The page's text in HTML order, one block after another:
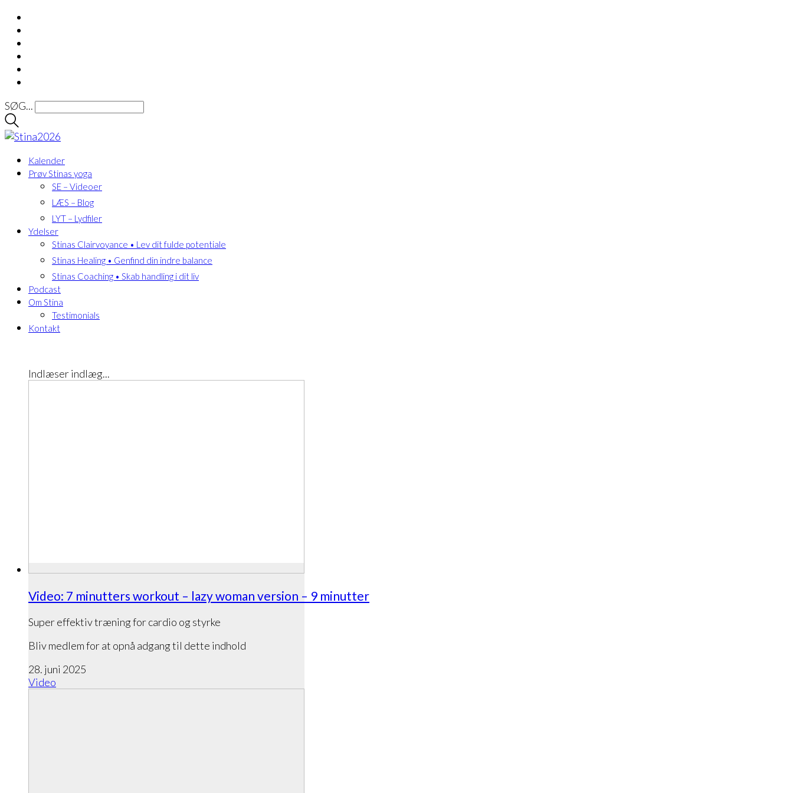
SØG...
Kalender
Prøv Stinas yoga
SE – Videoer
LÆS – Blog
LYT – Lydfiler
Ydelser
Stinas Clairvoyance • Lev dit fulde potentiale
Stinas Healing • Genfind din indre balance
Stinas Coaching • Skab handling i dit liv
Podcast
Om Stina
Testimonials
Kontakt
Indlæser indlæg...
Video: 7 minutters workout – lazy woman version – 9 minutter
Super effektiv træning for cardio og styrke
Bliv medlem for at opnå adgang til dette indhold
28. juni 2025
Video